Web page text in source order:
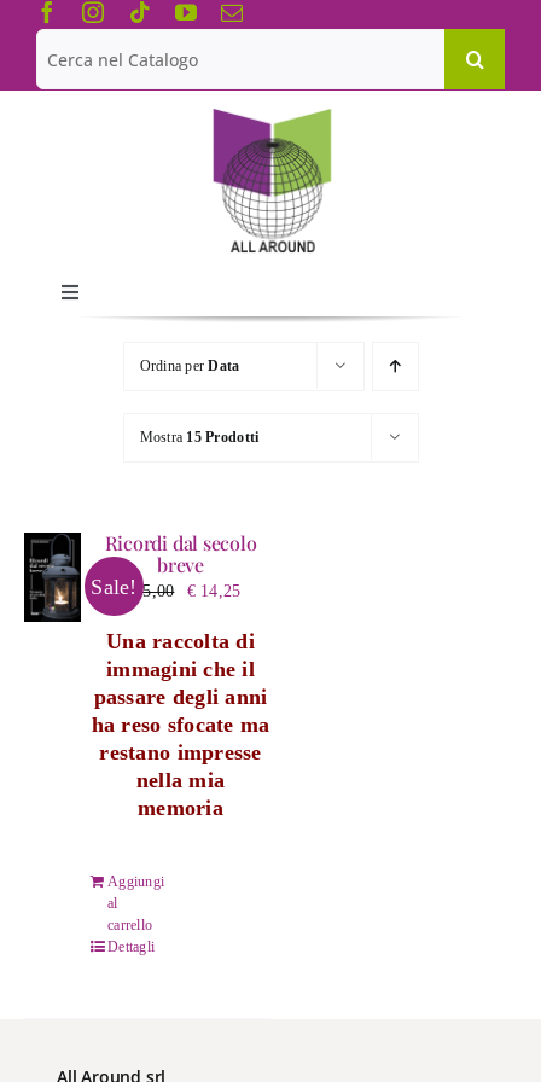
Salta
contenuto
Cerca
per:
Toggle
Navigation
Chi siamo
Le Collane
Ordina perData
Mostra 15 Prodotti
Sale!
Ricordi dal secolo
breve
€15,00
Il
originale
era:
€ 15,00.
€14,25Il
attuale
è:
€ 14,25.
Una raccolta di
immagini che il
passare degli anni
ha reso sfocate ma
restano impresse
nella mia
memoria
Aggiungi
al
carrello
Dettagli
All Around srl